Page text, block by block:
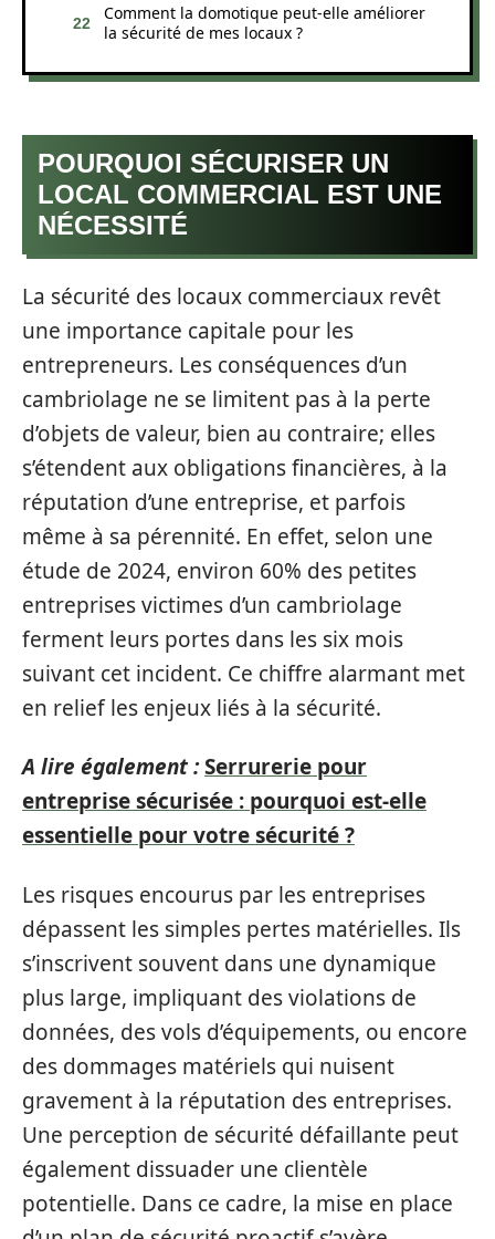
Comment la domotique peut-elle améliorer
la sécurité de mes locaux ?
POURQUOI SÉCURISER UN
LOCAL COMMERCIAL EST UNE
NÉCESSITÉ
La sécurité des locaux commerciaux revêt
une importance capitale pour les
entrepreneurs. Les conséquences d’un
cambriolage ne se limitent pas à la perte
d’objets de valeur, bien au contraire; elles
s’étendent aux obligations financières, à la
réputation d’une entreprise, et parfois
même à sa pérennité. En effet, selon une
étude de 2024, environ 60% des petites
entreprises victimes d’un cambriolage
ferment leurs portes dans les six mois
suivant cet incident. Ce chiffre alarmant met
en relief les enjeux liés à la sécurité.
A lire également :Serrurerie pour
entreprise sécurisée : pourquoi est-elle
essentielle pour votre sécurité ?
Les risques encourus par les entreprises
dépassent les simples pertes matérielles. Ils
s’inscrivent souvent dans une dynamique
plus large, impliquant des violations de
données, des vols d’équipements, ou encore
des dommages matériels qui nuisent
gravement à la réputation des entreprises.
Une perception de sécurité défaillante peut
également dissuader une clientèle
potentielle. Dans ce cadre, la mise en place